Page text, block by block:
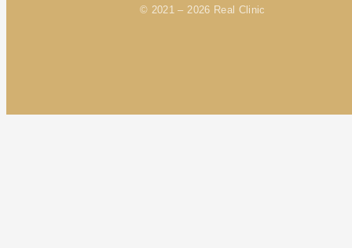
© 2021 – 2026 Real Clinic